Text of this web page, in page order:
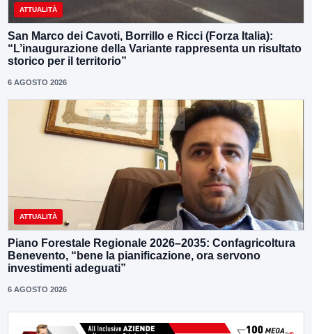
ATTUALITÀ
San Marco dei Cavoti, Borrillo e Ricci (Forza Italia):
“L’inaugurazione della Variante rappresenta un risultato
storico per il territorio”
6 AGOSTO 2026
ATTUALITÀ
Piano Forestale Regionale 2026–2035: Confagricoltura
Benevento, “bene la pianificazione, ora servono
investimenti adeguati”
6 AGOSTO 2026